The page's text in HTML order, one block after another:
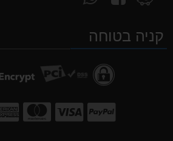
אותנו
Waze
אחרינו
facebookקניה בטוחה